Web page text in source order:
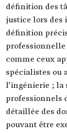
définition des
justice lors des
définition
professionnelle
comme ceux
spécialistes ou
l’ingénierie ; la
professionnels
détaillée des
pouvant être